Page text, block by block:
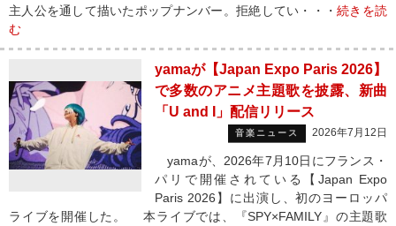
主人公を通して描いたポップナンバー。拒絶してい・・・続きを読
む
yamaが【Japan Expo Paris 2026】
で多数のアニメ主題歌を披露、新曲
「U and I」配信リリース
音楽ニュース 2026年7月12日
yamaが、2026年7月10日にフランス・
パリで開催されている【Japan Expo
Paris 2026】に出演し、初のヨーロッパ
ライブを開催した。 本ライブでは、『SPY×FAMILY』の主題歌